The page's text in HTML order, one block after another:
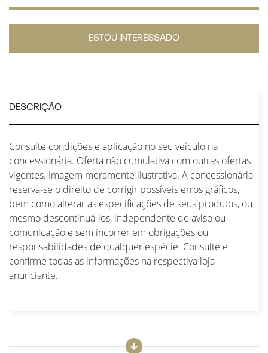
ESTOU INTERESSADO
DESCRIÇÃO
Consulte condições e aplicação no seu veículo na
concessionária. Oferta não cumulativa com outras ofertas
vigentes. Imagem meramente ilustrativa. A concessionária
reserva-se o direito de corrigir possíveis erros gráficos,
bem como alterar as especificações de seus produtos, ou
mesmo descontinuá-los, independente de aviso ou
comunicação e sem incorrer em obrigações ou
responsabilidades de qualquer espécie. Consulte e
confirme todas as informações na respectiva loja
anunciante.